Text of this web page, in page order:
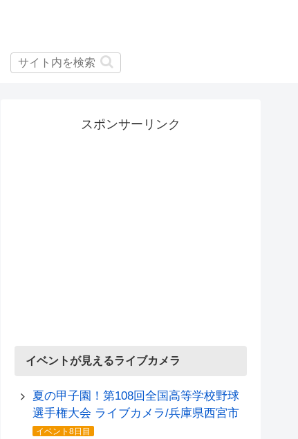
スポンサーリンク
イベントが見えるライブカメラ
夏の甲子園！第108回全国高等学校野球
選手権大会 ライブカメラ/兵庫県西宮市
イベント8日目